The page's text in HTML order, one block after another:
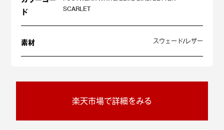
ド
SCARLET
素材 スウェード/レザー
楽天市場で詳細をみる